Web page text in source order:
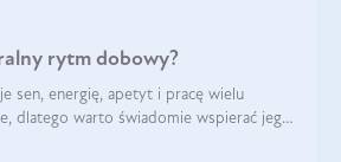
rytm dobowy?
sen, energię, apetyt i pracę wielu
dlatego warto świadomie wspierać jego